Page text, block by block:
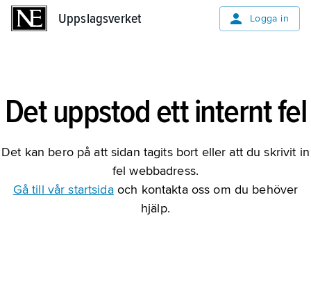
Uppslagsverket Logga in
Det uppstod ett internt fel
Det kan bero på att sidan tagits bort eller att du skrivit in
fel webbadress.
Gå till vår startsidaoch kontakta oss om du behöver
hjälp.